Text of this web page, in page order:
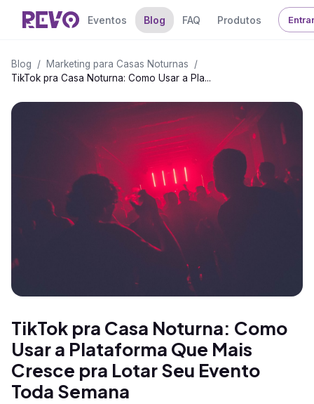
Eventos Blog FAQ Produtos
Blog / Marketing para Casas Noturnas
/
TikTok pra Casa Noturna: Como Usar a Pla...
TikTok pra Casa Noturna: Como
Usar a Plataforma Que Mais
Cresce pra Lotar Seu Evento
Toda Semana